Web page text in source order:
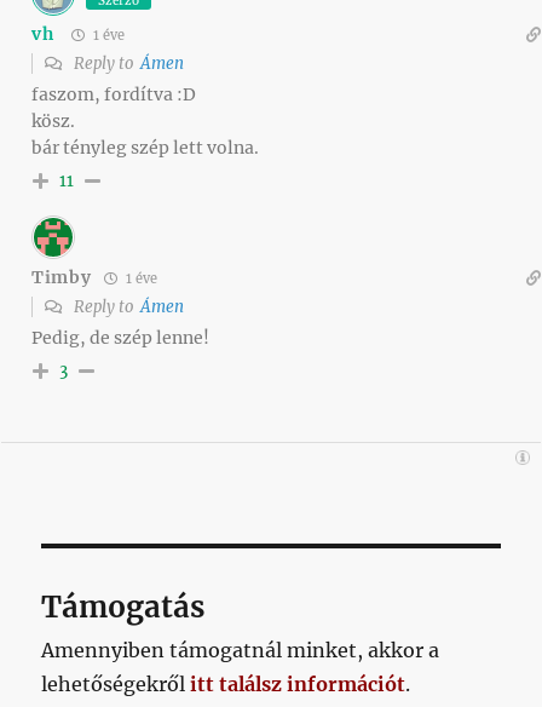
vh 1 éve
Reply toÁmen
faszom, fordítva :D
kösz.
bár tényleg szép lett volna.
11
Timby 1 éve
Reply toÁmen
Pedig, de szép lenne!
3
Támogatás
Amennyiben támogatnál minket, akkor a
lehetőségekrőlitt találsz információt.